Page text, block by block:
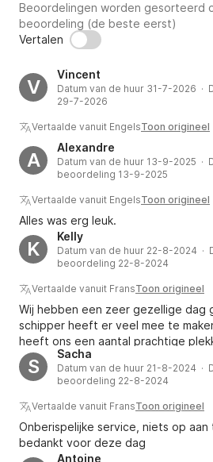
Beoordelingen worden gesorteerd
beoordeling (de beste eerst)
Vertalen
V
Vincent
Datum van de huur 31-7-2026 ·
29-7-2026
Vertaalde vanuit EngelsToon origineel
A
Alexandre
Datum van de huur 13-9-2025 ·
beoordeling 13-9-2025
Vertaalde vanuit EngelsToon origineel
Alles was erg leuk.
K
Kelly
Datum van de huur 22-8-2024 ·
beoordeling 22-8-2024
Vertaalde vanuit FransToon origineel
Wij hebben een zeer gezellige dag
schipper heeft er veel mee te
heeft ons een aantal prachtige
S
Sacha
Datum van de huur 21-8-2024 ·
beoordeling 22-8-2024
Vertaalde vanuit FransToon origineel
Onberispelijke service, niets op aan
bedankt voor deze dag
Antoine